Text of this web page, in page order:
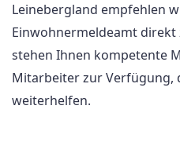
Leinebergland empfehlen
Einwohnermeldeamt
stehen Ihnen kompetente
Mitarbeiter zur Verfügung,
weiterhelfen.